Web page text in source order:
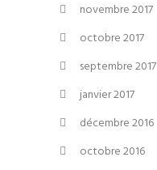
novembre 2017
octobre 2017
septembre 2017
janvier 2017
décembre 2016
octobre 2016